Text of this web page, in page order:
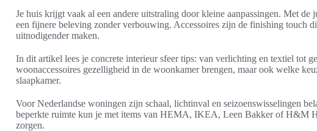
Je huis krijgt vaak al een andere uitstraling door kleine aanpassingen. Met de
een fijnere beleving zonder verbouwing. Accessoires zijn de finishing touch
uitnodigender maken.
In dit artikel lees je concrete interieur sfeer tips: van verlichting en textiel tot
woonaccessoires gezelligheid in de woonkamer brengen, maar ook welke
slaapkamer.
Voor Nederlandse woningen zijn schaal, lichtinval en seizoenswisselingen
beperkte ruimte kun je met items van HEMA, IKEA, Leen Bakker of H&M
zorgen.